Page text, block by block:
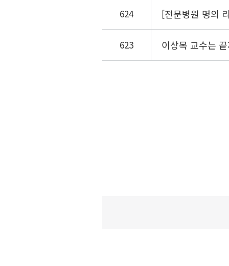
624 [전문병원 명의
623 이상목 교수는